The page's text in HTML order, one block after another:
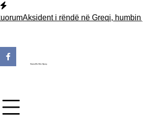
Skip
toAksident i rëndë në Greqi, humbin